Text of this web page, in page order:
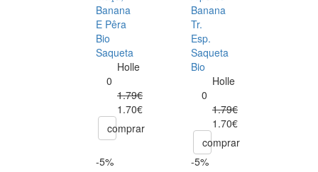
Banana
E Pêra
Bio
Saqueta
Holle
0
1.79€
1.70€
comprar
Banana
Tr.
Esp.
Saqueta
Bio
Holle
0
1.79€
1.70€
comprar
-5%
-5%